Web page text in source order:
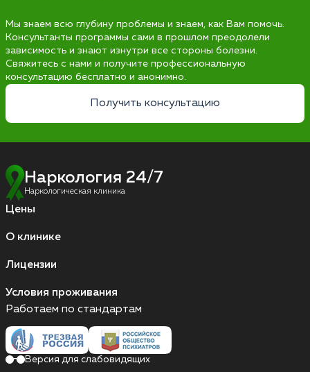
Мы знаем всю глубину проблемы и знаем, как Вам помочь.
Консультанты программы сами в прошлом преодолели
зависимость и знают изнутри все стороны болезни.
Свяжитесь с нами и получите профессиональную
консультацию бесплатно и анонимно.
Получить консультацию
Наркология 24/7
Наркологическая клиника
Цены
О клинике
Лицензии
Условия проживания
Работаем по стандартам
Версия для слабовидящих